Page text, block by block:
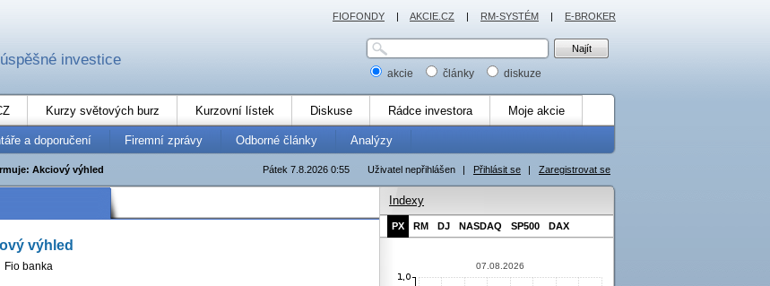
investice
akcie články diskuze
Kurzy světových burz Kurzovní lístek Diskuse Rádce investora Moje akcie
a doporučení Firemní zprávy Odborné články Analýzy
Uživatel nepřihlášen | Přihlásit se | Zaregistrovat se
Pátek 7.8.2026 0:55
Akciový výhled
výhled
Fio banka
Indexy
PX RM DJ NASDAQ SP500 DAX
07.08.2026
FIOFONDY | AKCIE.CZ | RM-SYSTÉM | E-BROKER